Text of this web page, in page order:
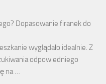
Dopasowanie firanek do
wyglądało idealnie. Z
odpowiedniego
na …